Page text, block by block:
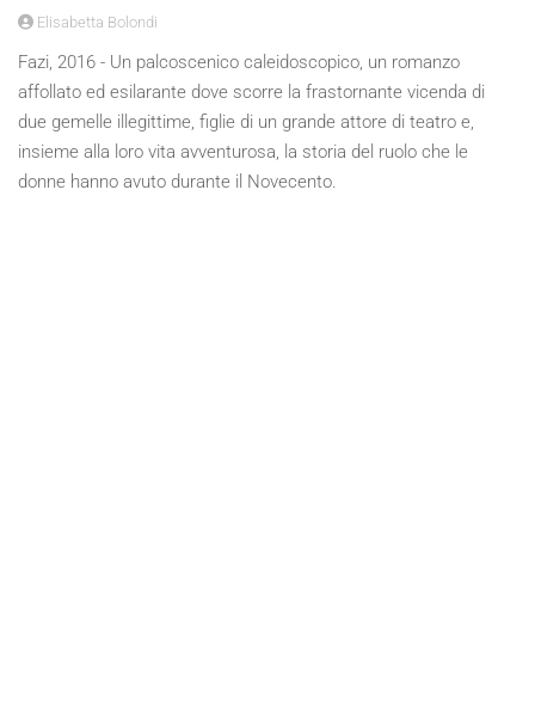
Elisabetta Bolondi
Fazi, 2016 - Un palcoscenico caleidoscopico, un romanzo
affollato ed esilarante dove scorre la frastornante vicenda di
due gemelle illegittime, figlie di un grande attore di teatro e,
insieme alla loro vita avventurosa, la storia del ruolo che le
donne hanno avuto durante il Novecento.